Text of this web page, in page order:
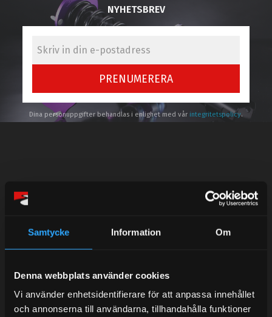
Samtycke Information Om
Denna webbplats använder cookies
Vi använder enhetsidentifierare för att anpassa innehållet
och annonserna till användarna, tillhandahålla funktioner
NYHETSBREV
PRENUMERERA
Dina personuppgifter behandlas i enlighet med vår integritetspolicy.
Semestertider.
Under V.27 - V.33 nås vi enbart på mejl. Ordrar skickas
Mån-Tors: 10:30-15:00
Lunchstängt 12:00-13:00